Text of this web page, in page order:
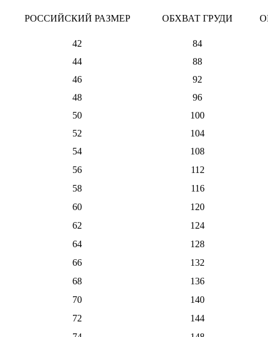
РОССИЙСКИЙ РАЗМЕР ОБХВАТ ГРУДИ
42
84
44
88
46
92
48
96
50
100
52
104
54
108
56
112
58
116
60
120
62
124
64
128
66
132
68
136
70
140
72
144